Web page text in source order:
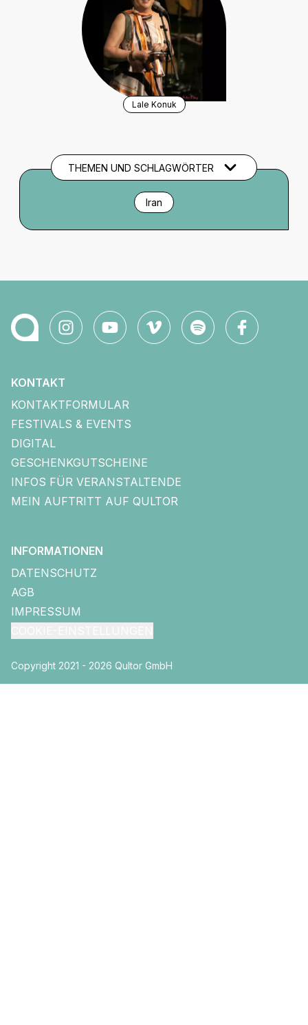
THEMEN UND SCHLAGWÖRTER
Iran
Lale Konuk
KONTAKT
KONTAKTFORMULAR
FESTIVALS & EVENTS
DIGITAL
GESCHENKGUTSCHEINE
INFOS FÜR VERANSTALTENDE
MEIN AUFTRITT AUF QULTOR
INFORMATIONEN
DATENSCHUTZ
AGB
IMPRESSUM
Copyright 2021 - 2026 Qultor GmbH